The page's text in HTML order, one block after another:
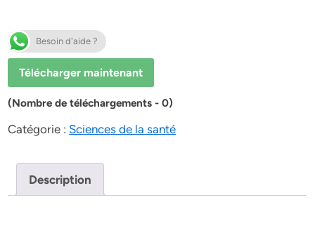
Besoin d'aide ?
Télécharger maintenant
(Nombre de téléchargements - 0)
Catégorie : Sciences de la santé
Description